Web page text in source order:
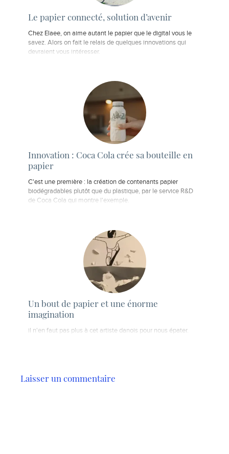
Le papier connecté, solution d’avenir
Chez Elaee, on aime autant le papier que le digital vous le
savez. Alors on fait le relais de quelques innovations qui
devraient vous intéresser.
Innovation : Coca Cola crée sa bouteille en
papier
C'est une première : la création de contenants papier
biodégradables plutôt que du plastique, par le service R&D
de Coca Cola qui montre l'exemple.
Un bout de papier et une énorme
imagination
il n'en faut pas plus à cet artiste danois pour nous épater.
Laisser un commentaire